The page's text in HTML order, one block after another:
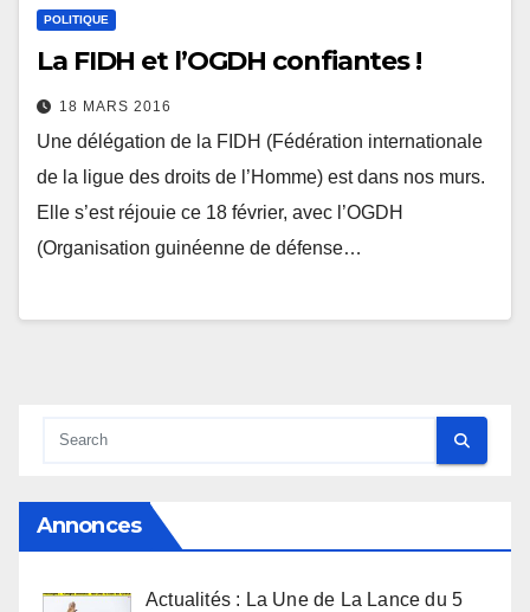
POLITIQUE
La FIDH et l’OGDH confiantes !
18 MARS 2016
Une délégation de la FIDH (Fédération internationale
de la ligue des droits de l’Homme) est dans nos murs.
Elle s’est réjouie ce 18 février, avec l’OGDH
(Organisation guinéenne de défense…
Annonces
Actualités : La Une de La Lance du 5